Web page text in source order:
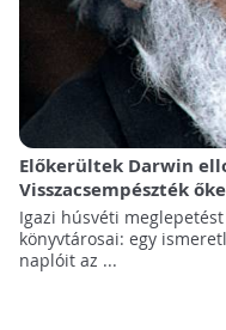
Előkerültek Darwin
Visszacsempészték
Igazi húsvéti
könyvtárosai: egy
naplóit az ...